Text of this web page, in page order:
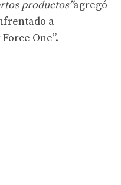
productos”agregó
a
One”.